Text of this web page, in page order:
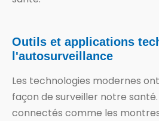
Outils et applications
l'autosurveillance
Les technologies modernes
façon de surveiller notre
connectés comme les